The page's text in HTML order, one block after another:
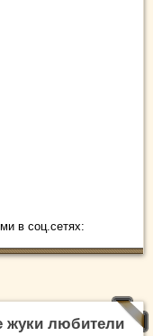
в соц.сетях:
жуки любители